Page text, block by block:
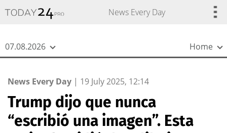
News Every Day
07.08.2026 Home
News Every Day | 19 July 2025, 12:14
Trump dijo que nunca
“escribió una imagen”. Esta